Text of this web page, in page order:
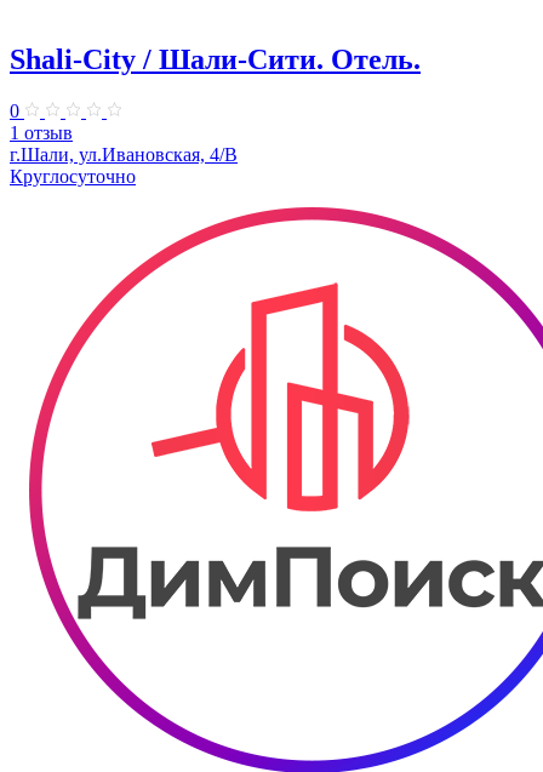
Shali-City / Шали-Сити. Отель.
0
1 отзыв
г.Шали, ул.Ивановская, 4/В
Круглосуточно